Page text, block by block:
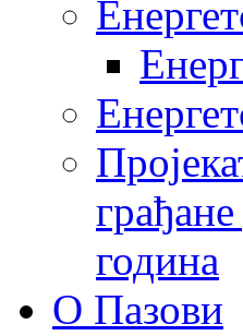
година
О Пазови